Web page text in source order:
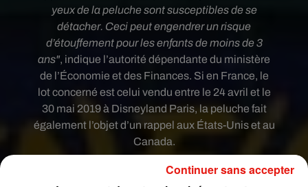
yeux de la peluche sont susceptibles de se
détacher. Ceci peut engendrer un risque
d’étouffement pour les enfants de moins de 3
ans", indique l’autorité dépendante du ministère
de l’Économie et des Finances. Si en France, le
lot concerné est celui vendu entre le 24 avril et le
30 mai 2019 à Disneyland Paris, la peluche fait
également l’objet d’un rappel aux États-Unis et au
Canada.
#RappelProduit
#securite
Continuer sans accepter